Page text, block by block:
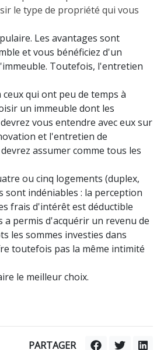
le type de propriété qui vous
Les avantages sont
et vous bénéficiez d'un
Toutefois, l'entretien
qui ont peu de temps à
un immeuble dont les
vous entendre avec eux sur
et l'entretien de
assumer comme tous les
ou cinq logements (duplex,
sont indéniables : la perception
frais d'intérêt est déductible
permis d'acquérir un revenu de
les sommes investies dans
toutefois pas la même intimité
le meilleur choix.
PARTAGER